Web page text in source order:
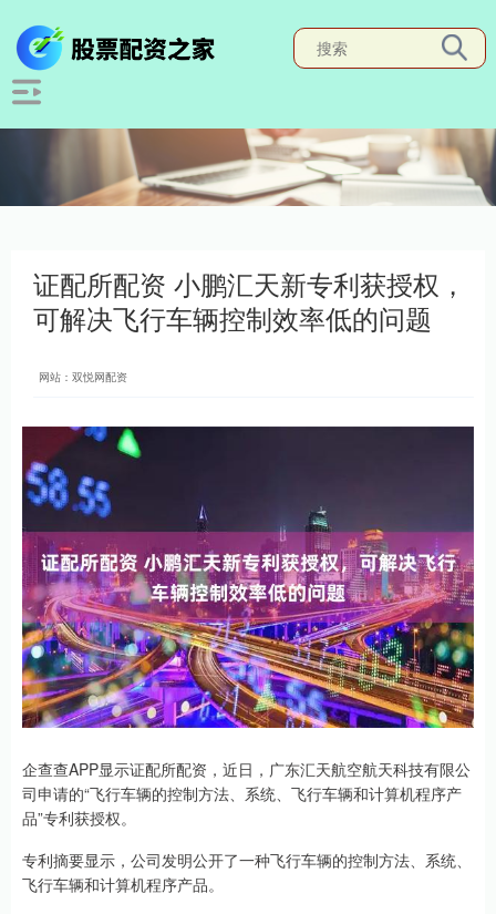
证配所配资 小鹏汇天新专利获授权，
可解决飞行车辆控制效率低的问题
网站：双悦网配资
企查查APP显示证配所配资，近日，广东汇天航空航天科技有限公
司申请的“飞行车辆的控制方法、系统、飞行车辆和计算机程序产
品”专利获授权。
专利摘要显示，公司发明公开了一种飞行车辆的控制方法、系统、
飞行车辆和计算机程序产品。